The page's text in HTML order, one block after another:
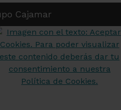
Cajamar